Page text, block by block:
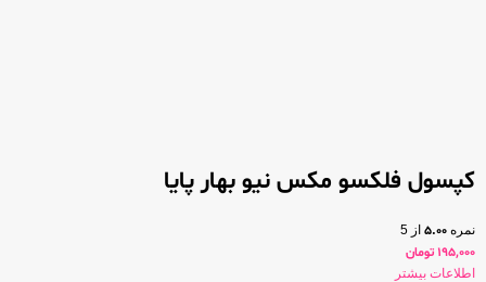
کپسول فلکسو مکس نیو بهار پایا
نمره 5.00 از 5
195,000 تومان
اطلاعات بیشتر